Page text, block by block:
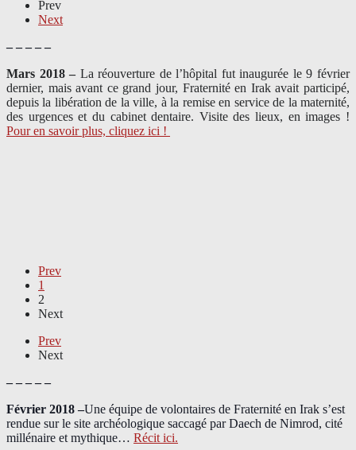
Prev
Next
– – – – –
Mars 2018 – La réouverture de l’hôpital fut inaugurée le 9 février
dernier, mais avant ce grand jour, Fraternité en Irak avait participé,
depuis la libération de la ville, à la remise en service de la maternité,
des urgences et du cabinet dentaire. Visite des lieux, en images !
Pour en savoir plus, cliquez ici !
Prev
1
2
Next
Prev
Next
– – – – –
Février 2018 –Une équipe de volontaires de Fraternité en Irak s’est
rendue sur le site archéologique saccagé par Daech de Nimrod, cité
millénaire et mythique… Récit ici.